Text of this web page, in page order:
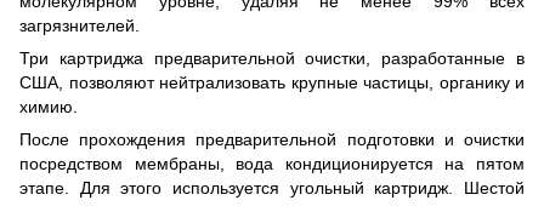
загрязнителей.
Три картриджа предварительной очистки, разработанные в
США, позволяют нейтрализовать крупные частицы, органику и
химию.
После прохождения предварительной подготовки и очистки
посредством мембраны, вода кондиционируется на пятом
этапе. Для этого используется угольный картридж. Шестой